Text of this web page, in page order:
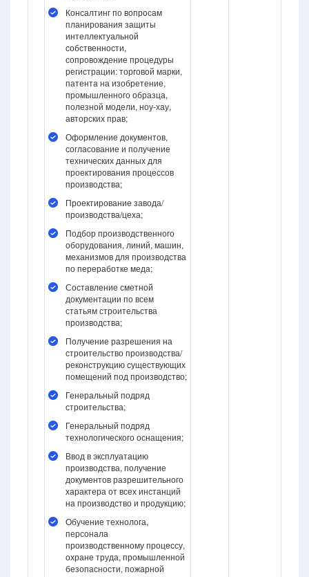
Консалтинг по вопросам
планирования защиты
интеллектуальной
собственности,
сопровождение процедуры
регистрации: торговой марки,
патента на изобретение,
промышленного образца,
полезной модели, ноу-хау,
авторских прав;
Оформление документов,
согласование и получение
технических данных для
проектирования процессов
производства;
Проектирование завода/
производства/цеха;
Подбор производственного
оборудования, линий, машин,
механизмов для производства
по переработке меда;
Составление сметной
документации по всем
статьям строительства
производства;
Получение разрешения на
строительство производства/
реконструкцию существующих
помещений под производство;
Генеральный подряд
строительства;
Генеральный подряд
технологического оснащения;
Ввод в эксплуатацию
производства, получение
документов разрешительного
характера от всех инстанций
на производство и продукцию;
Обучение технолога,
персонала
производственному процессу,
охране труда, промышленной
безопасности, пожарной